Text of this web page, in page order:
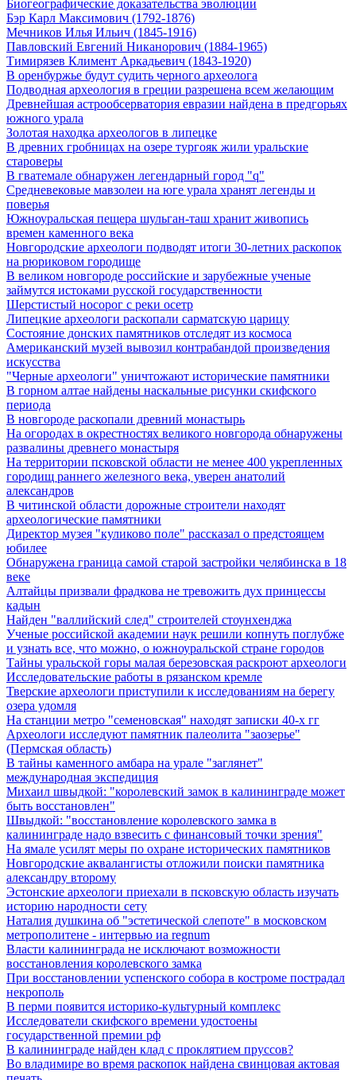
Биогеографические доказательства эволюции
Бэр Карл Максимович (1792-1876)
Мечников Илья Ильич (1845-1916)
Павловский Евгений Никанорович (1884-1965)
Тимирязев Климент Аркадьевич (1843-1920)
В оренбуржье будут судить черного археолога
Подводная археология в греции разрешена всем желающим
Древнейшая астрообсерватория евразии найдена в предгорьях
южного урала
Золотая находка археологов в липецке
В древних гробницах на озере тургояк жили уральские
староверы
В гватемале обнаружен легендарный город "q"
Средневековые мавзолеи на юге урала хранят легенды и
поверья
Южноуральская пещера шульган-таш хранит живопись
времен каменного века
Новгородские археологи подводят итоги 30-летних раскопок
на рюриковом городище
В великом новгороде российские и зарубежные ученые
займутся истоками русской государственности
Шерстистый носорог с реки осетр
Липецкие археологи раскопали сарматскую царицу
Состояние донских памятников отследят из космоса
Американский музей вывозил контрабандой произведения
искусства
"Черные археологи" уничтожают исторические памятники
В горном алтае найдены наскальные рисунки скифского
периода
В новгороде раскопали древний монастырь
На огородах в окрестностях великого новгорода обнаружены
развалины древнего монастыря
На территории псковской области не менее 400 укрепленных
городищ раннего железного века, уверен анатолий
александров
В читинской области дорожные строители находят
археологические памятники
Директор музея "куликово поле" рассказал о предстоящем
юбилее
Обнаружена граница самой старой застройки челябинска в 18
веке
Алтайцы призвали фрадкова не тревожить дух принцессы
кадын
Найден "валлийский след" строителей стоунхенджа
Ученые российской академии наук решили копнуть поглубже
и узнать все, что можно, о южноуральской стране городов
Тайны уральской горы малая березовская раскроют археологи
Исследовательские работы в рязанском кремле
Тверские археологи приступили к исследованиям на берегу
озера удомля
На станции метро "семеновская" находят записки 40-х гг
Археологи исследуют памятник палеолита "заозерье"
(Пермская область)
В тайны каменного амбара на урале "заглянет"
международная экспедиция
Михаил швыдкой: "королевский замок в калининграде может
быть восстановлен"
Швыдкой: "восстановление королевского замка в
калининграде надо взвесить с финансовый точки зрения"
На ямале усилят меры по охране исторических памятников
Новгородские аквалангисты отложили поиски памятника
александру второму
Эстонские археологи приехали в псковскую область изучать
историю народности сету
Наталия душкина об "эстетической слепоте" в московском
метрополитене - интервью иа regnum
Власти калининграда не исключают возможности
восстановления королевского замка
При восстановлении успенского собора в костроме пострадал
некрополь
В перми появится историко-культурный комплекс
Исследователи скифского времени удостоены
государственной премии рф
В калининграде найден клад с проклятием пруссов?
Во владимире во время раскопок найдена свинцовая актовая